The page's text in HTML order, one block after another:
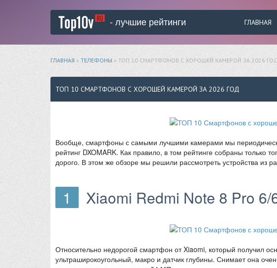
- лучшие рейтинги ГЛАВНАЯ
ГЛАВНАЯ»ТЕЛЕФОНЫ» ТОП 10 СМАРТФОНОВ С ХОРОШЕЙ КАМЕРОЙ ЗА 2026
ТОП 10 СМАРТФОНОВ С ХОРОШЕЙ КАМЕРОЙ ЗА 2026 ГОД
Вообще, смартфоны с самыми лучшими камерами мы
рейтинг DXOMARK. Как правило, в том рейтинге собраны только
дорого. В этом же обзоре мы решили рассмотреть устройства из
1 Xiaomi Redmi Note 8 Pro 6/
Относительно недорогой смартфон от Xiaomi, который получил
ультраширокоугольный, макро и датчик глубины. Снимает она